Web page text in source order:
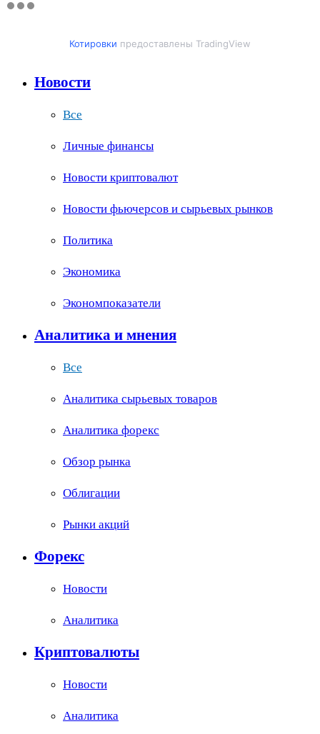
Котировки предоставлены TradingView
Новости
Все
Личные финансы
Новости криптовалют
Новости фьючерсов и сырьевых рынков
Политика
Экономика
Экономпоказатели
Аналитика и мнения
Все
Аналитика сырьевых товаров
Аналитика форекс
Обзор рынка
Облигации
Рынки акций
Форекс
Новости
Аналитика
Криптовалюты
Новости
Аналитика